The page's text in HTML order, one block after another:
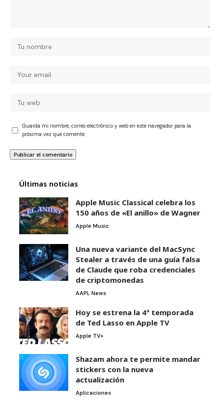
Guarda mi nombre, correo electrónico y web en este navegador para la
próxima vez que comente.
Últimas noticias
Apple Music Classical celebra los
150 años de «El anillo» de Wagner
Apple Music
Una nueva variante del MacSync
Stealer a través de una guía falsa
de Claude que roba credenciales
de criptomonedas
AAPL News
Hoy se estrena la 4ª temporada
de Ted Lasso en Apple TV
Apple TV+
Shazam ahora te permite mandar
stickers con la nueva
actualización
Aplicaciones